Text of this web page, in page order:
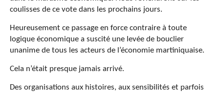
coulisses de ce vote dans les prochains jours.
Heureusement ce passage en force contraire à toute
logique économique a suscité une levée de bouclier
unanime de tous les acteurs de l’économie martiniquaise.
Cela n’était presque jamais arrivé.
Des organisations aux histoires, aux sensibilités et parfois